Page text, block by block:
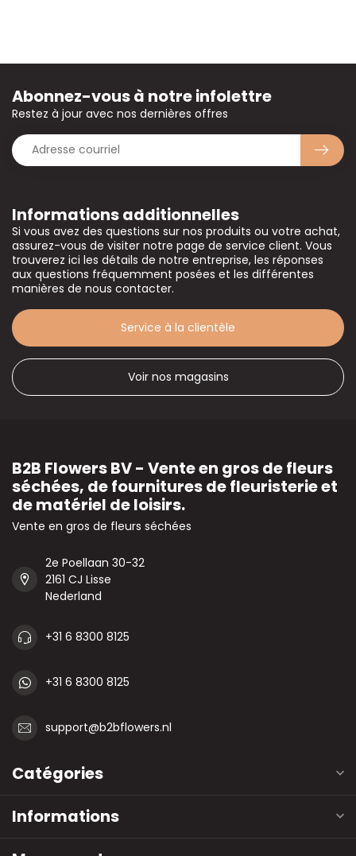
Informations additionnelles
Si vous avez des questions sur nos produits ou votre achat,
assurez-vous de visiter notre page de service client. Vous
trouverez ici les détails de notre entreprise, les réponses
aux questions fréquemment posées et les différentes
manières de nous contacter.
Service à la clientèle
Voir nos magasins
Abonnez-vous à notre infolettre
Restez à jour avec nos dernières offres
B2B Flowers BV - Vente en gros de fleurs
séchées, de fournitures de fleuristerie et
de matériel de loisirs.
Vente en gros de fleurs séchées
2e Poellaan 30-32
2161 CJ Lisse
Nederland
+31 6 8300 8125
+31 6 8300 8125
support@b2bflowers.nl
Catégories
Informations